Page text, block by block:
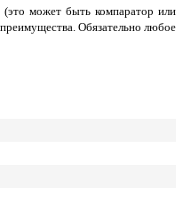
(это может быть компаратор или
Обязательно любое